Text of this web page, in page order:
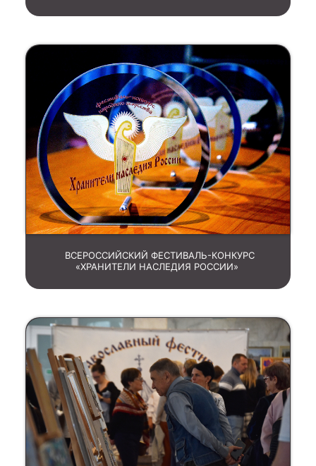
ВСЕРОССИЙСКИЙ ФЕСТИВАЛЬ-КОНКУРС
«ХРАНИТЕЛИ НАСЛЕДИЯ РОССИИ»